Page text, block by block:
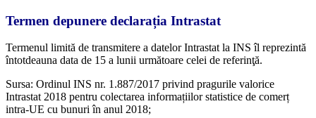
Termen depunere declarația Intrastat
Termenul limită de transmitere a datelor Intrastat la INS îl reprezintă
întotdeauna data de 15 a lunii următoare celei de referinţă.
Sursa: Ordinul INS nr. 1.887/2017 privind pragurile valorice
Intrastat 2018 pentru colectarea informațiilor statistice de comerț
intra-UE cu bunuri în anul 2018;